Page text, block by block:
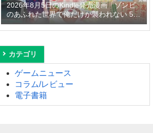
2026年8月5日のKindle発売漫画「ゾンビ
のあふれた世界で俺だけが襲われない 5
巻」「人質生活から始めるスローライフ
おかわり！ 1巻」「佐橋くんのあやかし日
カテゴリ
ゲームニュース
コラム/レビュー
電子書籍